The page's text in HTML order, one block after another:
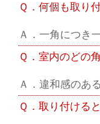
Ｑ．何個も取り
Ａ．一角につき
Ｑ．室内のどの
Ａ．違和感のあ
Ｑ．取り付ける